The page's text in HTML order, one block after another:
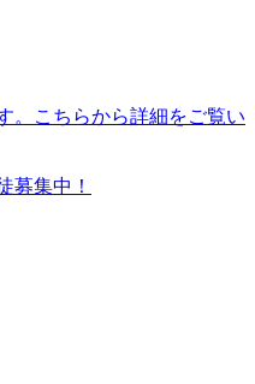
。こちらから詳細をご覧い
募集中！